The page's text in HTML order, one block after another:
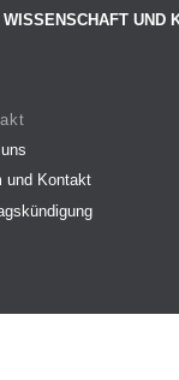
UND
und Kontakt